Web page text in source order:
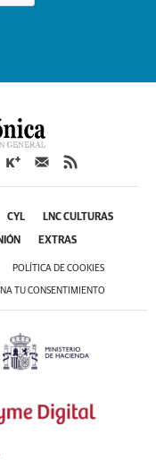
CYL LNC CULTURAS
EXTRAS
POLÍTICA DE COOKIES
TU CONSENTIMIENTO